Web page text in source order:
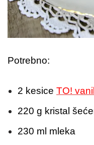
Potrebno:
2 kesice TO!
220 g kristal
230 ml mleka